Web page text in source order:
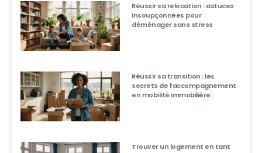
Réussir sa relocation : astuces
insoupçonnées pour
déménager sans stress
Réussir sa transition : les
secrets de l’accompagnement
en mobilité immobilière
Trouver un logement en tant